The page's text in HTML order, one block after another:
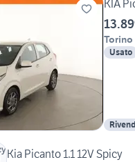
KIA
Torino
Usato
Kia Picanto 1.1 12V Spicy